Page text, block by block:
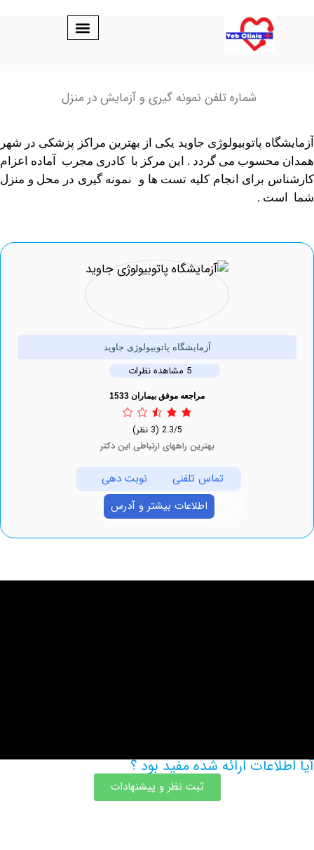
شماره تلفن نمونه گیری و آزمایش در منزل
پاتوبیولوژی جاوید یکی از بهترین مراکز پزشکی در شهر
می گردد . این مرکز با کادری مجرب آماده اعزام
برای انجام کلیه تست ها و نمونه گیری در محل و منزل
.
آزمایشگاه پاتوبیولوژی جاوید
مراجعه موفق بیماران 1533
بهترین راههای ارتباطی این دکتر
تماس تلفنی
نوبت دهی
اطلاعات بیشتر و آدرس
ارائه شده مفید بود ؟
ثبت نظر و پیشنهادات